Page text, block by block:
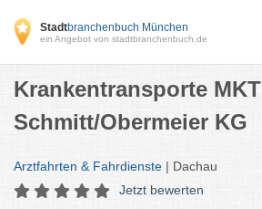
Stadtbranchenbuch München
ein Angebot von stadtbranchenbuch.de
Krankentransporte MKT
Schmitt/Obermeier KG
Arztfahrten & Fahrdienste | Dachau
Jetzt bewerten